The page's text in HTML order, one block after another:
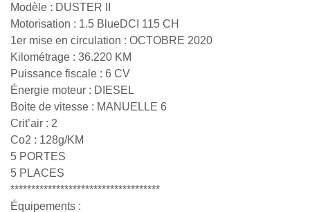
Modèle : DUSTER II
Motorisation : 1.5 BlueDCI 115 CH
1er mise en circulation : OCTOBRE 2020
Kilométrage : 36.220 KM
Puissance fiscale : 6 CV
Énergie moteur : DIESEL
Boite de vitesse : MANUELLE 6
Crit’air : 2
Co2 : 128g/KM
5 PORTES
5 PLACES
************************************
Équipements :